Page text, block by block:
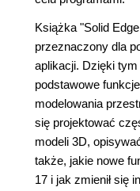
Książka "Solid
przeznaczony dla
aplikacji. Dzięki
podstawowe
modelowania
się projektować
modeli 3D,
także, jakie nowe
17 i jak zmienił się